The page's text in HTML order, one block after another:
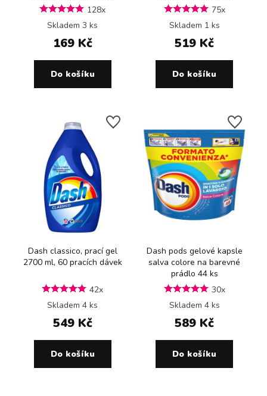
128x
Skladem 3 ks
169 Kč
Do košíku
75x
Skladem 1 ks
519 Kč
Do košíku
Dash classico, prací gel
2700 ml, 60 pracích dávek
42x
Skladem 4 ks
549 Kč
Do košíku
Dash pods gelové kapsle
salva colore na barevné
prádlo 44 ks
30x
Skladem 4 ks
589 Kč
Do košíku